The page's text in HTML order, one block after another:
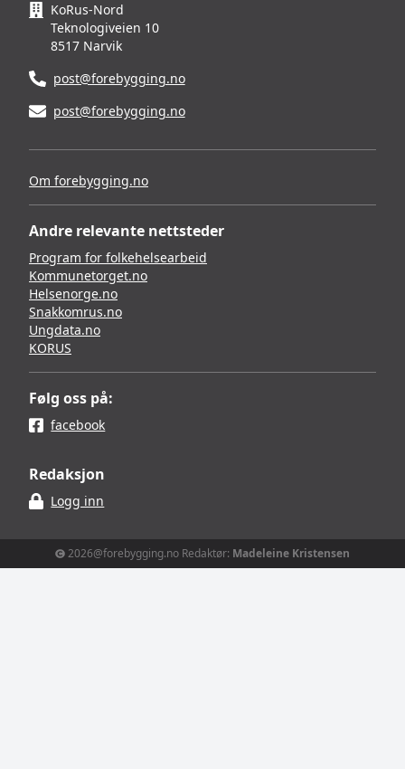
KoRus-Nord
Teknologiveien 10
8517 Narvik
post@forebygging.no
post@forebygging.no
Om forebygging.no
Andre relevante nettsteder
Program for folkehelsearbeid
Kommunetorget.no
Helsenorge.no
Snakkomrus.no
Ungdata.no
KORUS
Følg oss på:
facebook
Redaksjon
Logg inn
2026@forebygging.no Redaktør: Madeleine Kristensen